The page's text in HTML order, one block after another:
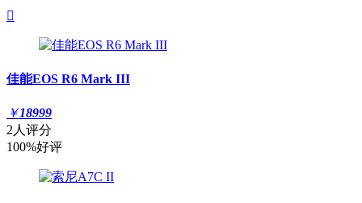

佳能EOS R6 Mark III
￥18999
2人评分
100%好评